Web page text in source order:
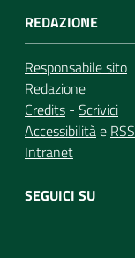
REDAZIONE
Responsabile sito
Redazione
Credits - Scrivici
Accessibilitàe RSS
Intranet
SEGUICI SU